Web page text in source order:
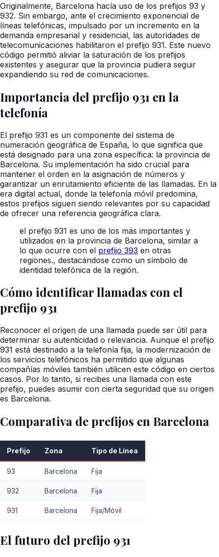
Originalmente, Barcelona hacía uso de los prefijos 93 y
932. Sin embargo, ante el crecimiento exponencial de
líneas telefónicas, impulsado por un incremento en la
demanda empresarial y residencial, las autoridades de
telecomunicaciones habilitaron el prefijo 931. Este nuevo
código permitió aliviar la saturación de los prefijos
existentes y asegurar que la provincia pudiera seguir
expandiendo su red de comunicaciones.
Importancia del prefijo 931 en la
telefonía
El prefijo 931 es un componente del sistema de
numeración geográfica de España, lo que significa que
está designado para una zona específica: la provincia de
Barcelona. Su implementación ha sido crucial para
mantener el orden en la asignación de números y
garantizar un enrutamiento eficiente de las llamadas. En la
era digital actual, donde la telefonía móvil predomina,
estos prefijos siguen siendo relevantes por su capacidad
de ofrecer una referencia geográfica clara.
el prefijo 931 es uno de los más importantes y
utilizados en la provincia de Barcelona, similar a
lo que ocurre con el prefijo 393 en otras
regiones., destacándose como un símbolo de
identidad telefónica de la región.
Cómo identificar llamadas con el
prefijo 931
Reconocer el origen de una llamada puede ser útil para
determinar su autenticidad o relevancia. Aunque el prefijo
931 está destinado a la telefonía fija, la modernización de
los servicios telefónicos ha permitido que algunas
compañías móviles también utilicen este código en ciertos
casos. Por lo tanto, si recibes una llamada con este
prefijo, puedes asumir con cierta seguridad que su origen
es Barcelona.
Comparativa de prefijos en Barcelona
Prefijo Zona Tipo de Línea
93 Barcelona Fija
932 Barcelona Fija
931 Barcelona Fija/Móvil
El futuro del prefijo 931